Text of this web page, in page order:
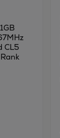
CL5